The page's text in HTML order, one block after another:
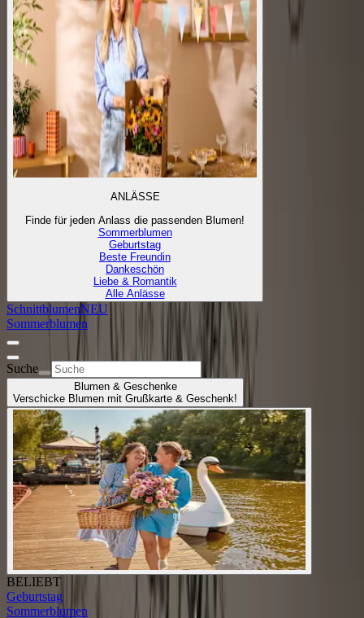
ANLÄSSE
Finde für jeden Anlass die passenden Blumen!
Sommerblumen
Geburtstag
Beste Freundin
Dankeschön
Liebe & Romantik
Alle Anlässe
SchnittblumenNEU
Sommerblumen
Suche
Blumen & Geschenke
Verschicke Blumen mit Grußkarte & Geschenk!
BELIEBT
Geburtstag
Sommerblumen